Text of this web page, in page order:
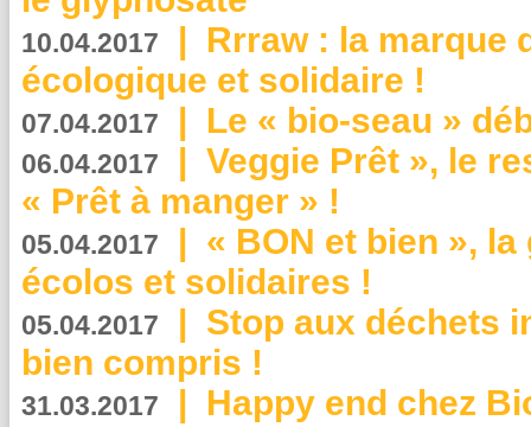
10.04.2017 | Rrraw : la marque
écologique et solidaire !
07.04.2017 | Le « bio-seau »
06.04.2017 | Veggie Prêt », le
« Prêt à manger » !
05.04.2017 | « BON et bien »,
écolos et solidaires !
05.04.2017 | Stop aux déchets
bien compris !
31.03.2017 | Happy end chez